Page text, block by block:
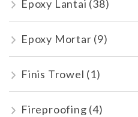
Epoxy Lantai (38)
Epoxy Mortar (9)
Finis Trowel (1)
Fireproofing (4)